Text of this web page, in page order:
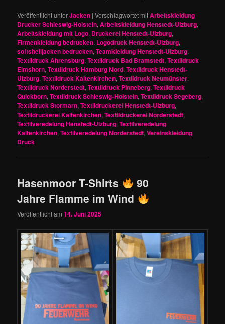
Veröffentlicht unterJacken |Verschlagwortet mitArbeitskleidung
Drucker Schleswig-Holstein,Arbeitskleidung Henstedt-Ulzburg,
Arbeitskleidung mit Logo, Druckerei Henstedt-Ulzburg,
Firmenkleidung bedrucken, Logodruck Henstedt-Ulzburg,
softshelljacken bedrucken,Teamkleidung Henstedt-Ulzburg,
Textildruck Ahrensburg,Textildruck Bad Bramstedt,Textildruck
Elmshorn,Textildruck Hamburg Nord,Textildruck Henstedt-
Ulzburg,Textildruck Kaltenkirchen,Textildruck Neumünster,
Textildruck Norderstedt,Textildruck Pinneberg,Textildruck
Quickborn,Textildruck Schleswig-Holstein,Textildruck Segeberg,
Textildruck Stormarn,Textildruckerei Henstedt-Ulzburg,
Textildruckerei Kaltenkirchen,Textildruckerei Norderstedt,
Textilveredelung Henstedt-Ulzburg,Textilveredelung
Kaltenkirchen,Textilveredelung Norderstedt,Vereinskleidung
Druck
Hasenmoor T-Shirts
90
Jahre Flamme im Wind
Veröffentlicht am14. Juni 2025